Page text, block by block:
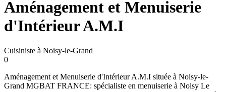
Aménagement et Menuiserie
d'Intérieur A.M.I
Cuisiniste à Noisy-le-Grand
0
Aménagement et Menuiserie d'Intérieur A.M.I située à Noisy-le-
Grand MGBAT FRANCE: spécialiste en menuiserie à Noisy Le